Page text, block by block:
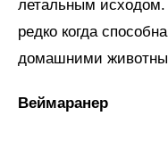
летальным исходом.
редко когда
домашними
Веймаранер